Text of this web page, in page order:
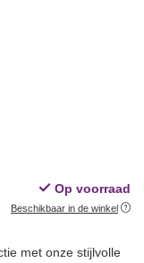
Op voorraad
Beschikbaar in de winkel
met onze stijlvolle